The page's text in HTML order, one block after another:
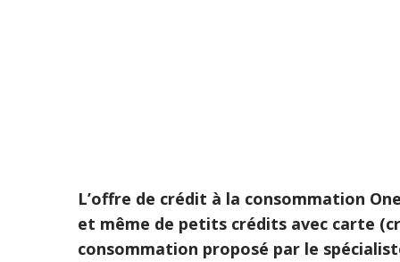
L’offre de crédit à la consommation
et même de petits crédits avec carte
consommation proposé par le